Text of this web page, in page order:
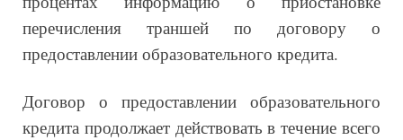
перечисления траншей по договору о
предоставлении образовательного кредита.
Договор о предоставлении образовательного
кредита продолжает действовать в течение всего